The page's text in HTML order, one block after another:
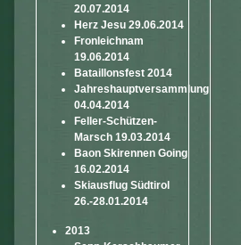
20.07.2014
Herz Jesu 29.06.2014
Fronleichnam
19.06.2014
Bataillonsfest 2014
Jahreshauptversammlung
04.04.2014
Feller-Schützen-
Marsch 19.03.2014
Baon Skirennen Going
16.02.2014
Skiausflug Südtirol
26.-28.01.2014
2013